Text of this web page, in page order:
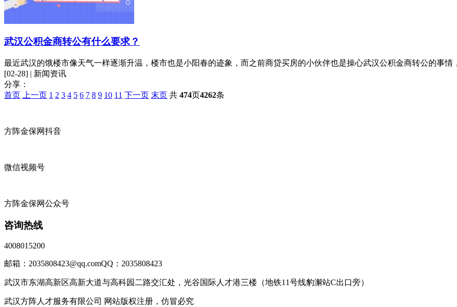
武汉公积金商转公有什么要求？
最近武汉的饿楼市像天气一样逐渐升温，楼市也是小阳春的迹象，而之前商贷买房的小伙伴也是操心武汉公积金商转公的事
[02-28] | 新闻资讯
分享：
首页
上一页 1 2 3 4 5 6 7 8 9 10 11 下一页 末页 共 474页4262条
方阵金保网抖音
微信视频号
方阵金保网公众号
咨询热线
4008015200
邮箱：2035808423@qq.comQQ：2035808423
武汉市东湖高新区高新大道与高科园二路交汇处，光谷国际人才港三楼（地铁11号线豹澥站C出口旁）
武汉方阵人才服务有限公司 网站版权注册，仿冒必究